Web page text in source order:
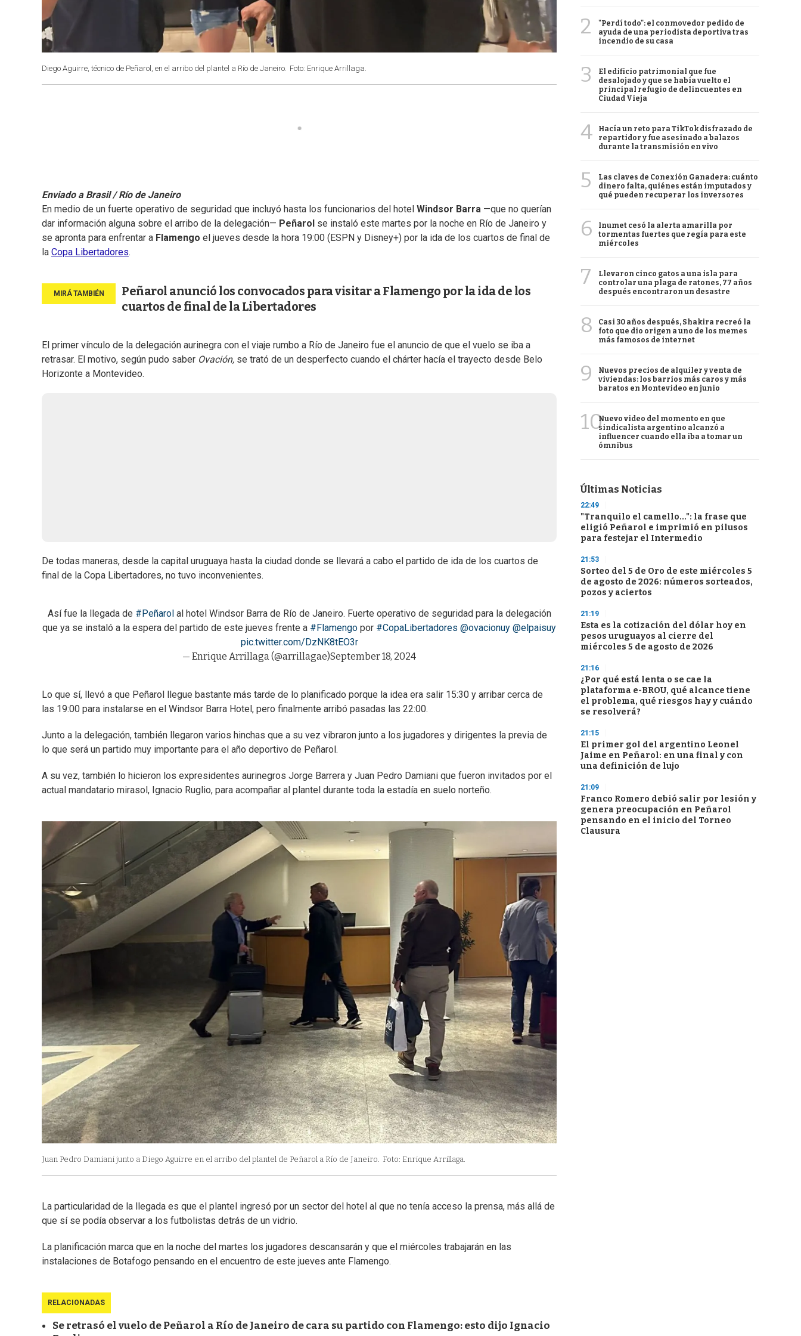
Diego Aguirre, técnico de Peñarol, en el arribo del plantel a Río de Janeiro. Foto: Enrique Arrillaga.
Enviado a Brasil / Río de Janeiro
En medio de un fuerte operativo de seguridad que incluyó hasta los funcionarios del hotel Windsor Barra —que no querían
dar información alguna sobre el arribo de la delegación— Peñarol se instaló este martes por la noche en Río de Janeiro y
se apronta para enfrentar a Flamengo el jueves desde la hora 19:00 (ESPN y Disney+) por la ida de los cuartos de final de
la Copa Libertadores.
Peñarol anunció los convocados para visitar a Flamengo por la ida de los
cuartos de final de la Libertadores
El primer vínculo de la delegación aurinegra con el viaje rumbo a Río de Janeiro fue el anuncio de que el vuelo se iba a
retrasar. El motivo, según pudo saber Ovación, se trató de un desperfecto cuando el chárter hacía el trayecto desde Belo
Horizonte a Montevideo.
De todas maneras, desde la capital uruguaya hasta la ciudad donde se llevará a cabo el partido de ida de los cuartos de
final de la Copa Libertadores, no tuvo inconvenientes.
Así fue la llegada de #Peñarol al hotel Windsor Barra de Río de Janeiro. Fuerte operativo de seguridad para la delegación
que ya se instaló a la espera del partido de este jueves frente a #Flamengo por #CopaLibertadores @ovacionuy @elpaisuy
pic.twitter.com/DzNK8tEO3r
— Enrique Arrillaga (@arrillagae)September 18, 2024
Lo que sí, llevó a que Peñarol llegue bastante más tarde de lo planificado porque la idea era salir 15:30 y arribar cerca de
las 19:00 para instalarse en el Windsor Barra Hotel, pero finalmente arribó pasadas las 22:00.
Junto a la delegación, también llegaron varios hinchas que a su vez vibraron junto a los jugadores y dirigentes la previa de
lo que será un partido muy importante para el año deportivo de Peñarol.
A su vez, también lo hicieron los expresidentes aurinegros Jorge Barrera y Juan Pedro Damiani que fueron invitados por el
actual mandatario mirasol, Ignacio Ruglio, para acompañar al plantel durante toda la estadía en suelo norteño.
Juan Pedro Damiani junto a Diego Aguirre en el arribo del plantel de Peñarol a Río de Janeiro. Foto: Enrique Arrillaga.
La particularidad de la llegada es que el plantel ingresó por un sector del hotel al que no tenía acceso la prensa, más allá de
que sí se podía observar a los futbolistas detrás de un vidrio.
La planificación marca que en la noche del martes los jugadores descansarán y que el miércoles trabajarán en las
instalaciones de Botafogo pensando en el encuentro de este jueves ante Flamengo.
RELACIONADAS
Se retrasó el vuelo de Peñarol a Río de Janeiro de cara su partido con Flamengo: esto dijo Ignacio
2
"Perdí todo": el conmovedor pedido de
ayuda de una periodista deportiva tras
incendio de su casa
3
El edificio patrimonial que fue
desalojado y que se había vuelto el
principal refugio de delincuentes en
Ciudad Vieja
4
Hacía un reto para TikTok disfrazado de
repartidor y fue asesinado a balazos
durante la transmisión en vivo
5
Las claves de Conexión Ganadera: cuánto
dinero falta, quiénes están imputados y
qué pueden recuperar los inversores
6
Inumet cesó la alerta amarilla por
tormentas fuertes que regía para este
miércoles
7
Llevaron cinco gatos a una isla para
controlar una plaga de ratones, 77 años
después encontraron un desastre
8
Casi 30 años después, Shakira recreó la
foto que dio origen a uno de los memes
más famosos de internet
9
Nuevos precios de alquiler y venta de
viviendas: los barrios más caros y más
baratos en Montevideo en junio
10Nuevo video del momento en que
sindicalista argentino alcanzó a
influencer cuando ella iba a tomar un
ómnibus
Últimas Noticias
22:49
"Tranquilo el camello...": la frase que
eligió Peñarol e imprimió en pilusos
para festejar el Intermedio
21:53
Sorteo del 5 de Oro de este miércoles 5
de agosto de 2026: números sorteados,
pozos y aciertos
21:19
Esta es la cotización del dólar hoy en
pesos uruguayos al cierre del
miércoles 5 de agosto de 2026
21:16
¿Por qué está lenta o se cae la
plataforma e-BROU, qué alcance tiene
el problema, qué riesgos hay y cuándo
se resolverá?
21:15
El primer gol del argentino Leonel
Jaime en Peñarol: en una final y con
una definición de lujo
21:09
Franco Romero debió salir por lesión y
genera preocupación en Peñarol
pensando en el inicio del Torneo
Clausura